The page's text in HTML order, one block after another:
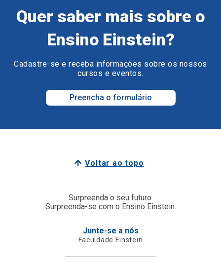
Quer saber mais sobre o
Ensino Einstein?
Cadastre-se e receba informações sobre os nossos
cursos e eventos.
Preencha o formulário
Voltar ao topo
Surpreenda o seu futuro.
Surpreenda-se com o Ensino Einstein.
Junte-se a nós
Faculdade Einstein